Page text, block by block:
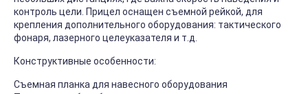
контроль цели. Прицел оснащен съемной рейкой, для
крепления дополнительного оборудования: тактического
фонаря, лазерного целеуказателя и т.д.
Конструктивные особенности:
Съемная планка для навесного оборудования